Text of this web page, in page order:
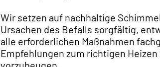
Wir setzen auf nachhaltige
Ursachen des Befalls sorgfältig,
alle erforderlichen Maßnahmen
Empfehlungen zum richtigen